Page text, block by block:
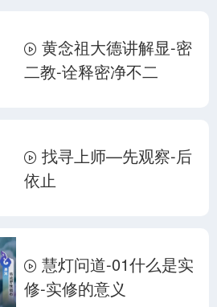
黄念祖大德讲解显-密
二教-诠释密净不二
找寻上师—先观察-后
依止
慧灯问道-01什么是实
修-实修的意义